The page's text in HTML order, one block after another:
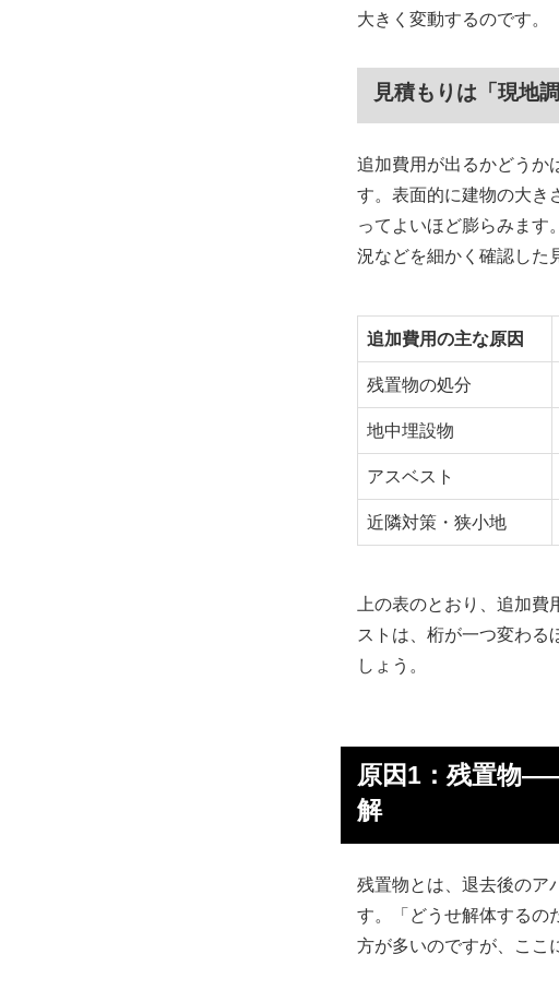
大きく変動するのです。
見積もりは「現地
追加費用が出るかどうか
す。表面的に建物の大き
ってよいほど膨らみます
況などを細かく確認した
追加費用の主な原因
残置物の処分
地中埋設物
アスベスト
近隣対策・狭小地
上の表のとおり、追加
ストは、桁が一つ変わる
しょう。
原因1：残置物
解
残置物とは、退去後のア
す。「どうせ解体するの
方が多いのですが、ここ